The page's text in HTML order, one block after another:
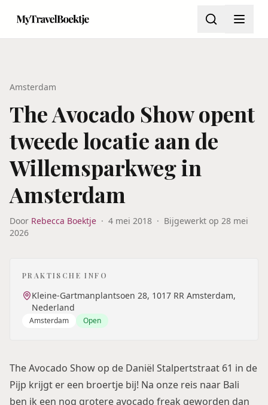
Amsterdam
The Avocado Show opent
tweede locatie aan de
Willemsparkweg in
Amsterdam
Door Rebecca Boektje · 4 mei 2018 · Bijgewerkt op 28 mei
2026
PRAKTISCHE INFO
Kleine-Gartmanplantsoen 28, 1017 RR Amsterdam,
Nederland
Amsterdam Open
The Avocado Show op de Daniël Stalpertstraat 61 in de
Pijp krijgt er een broertje bij! Na onze reis naar Bali
ben ik een nog grotere avocado freak geworden dan